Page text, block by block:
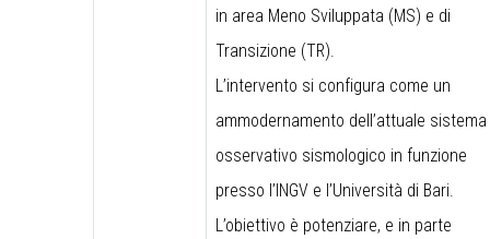
in area Meno Sviluppata (MS) e di
Transizione (TR).
L’intervento si configura come un
ammodernamento dell’attuale sistema
osservativo sismologico in funzione
presso l’INGV e l’Università di Bari.
L’obiettivo è potenziare, e in parte